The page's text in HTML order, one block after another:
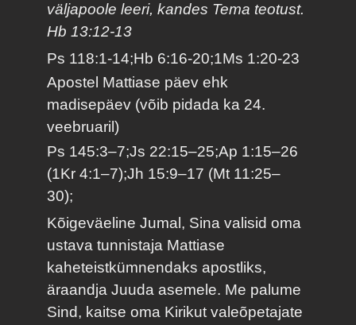
väljapoole leeri, kandes Tema teotust.
Hb 13:12-13
Ps 118:1-14;Hb 6:16-20;1Ms 1:20-23
Apostel Mattiase päev ehk
madisepäev (võib pidada ka 24.
veebruaril)
Ps 145:3–7;Js 22:15–25;Ap 1:15–26
(1Kr 4:1–7);Jh 15:9–17 (Mt 11:25–
30);
Kõigeväeline Jumal, Sina valisid oma
ustava tunnistaja Mattiase
kaheteistkümnendaks apostliks,
äraandja Juuda asemele. Me palume
Sind, kaitse oma Kirikut valeõpetajate